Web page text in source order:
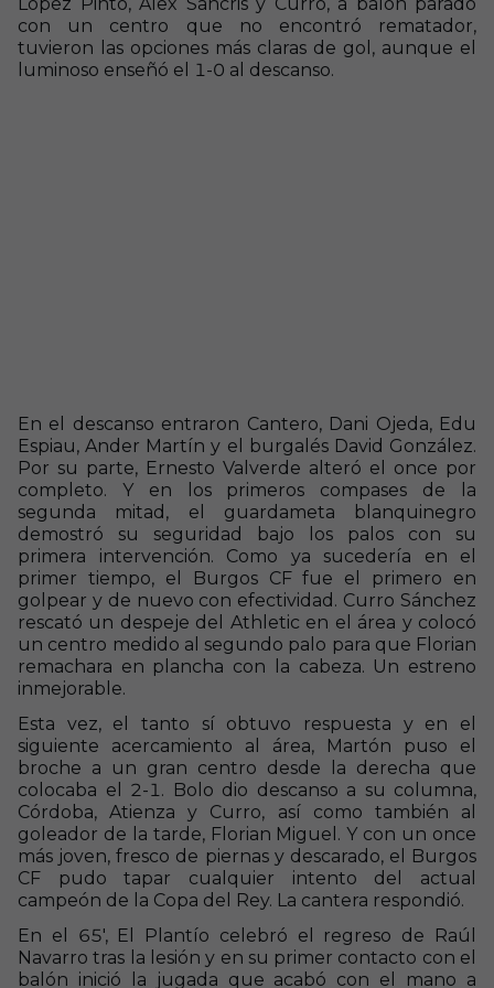
con un centro que no encontró rematador,
tuvieron las opciones más claras de gol, aunque el
luminoso enseñó el 1-0 al descanso.
En el descanso entraron Cantero, Dani Ojeda, Edu
Espiau, Ander Martín y el burgalés David González.
Por su parte, Ernesto Valverde alteró el once por
completo. Y en los primeros compases de la
segunda mitad, el guardameta blanquinegro
demostró su seguridad bajo los palos con su
primera intervención. Como ya sucedería en el
primer tiempo, el Burgos CF fue el primero en
golpear y de nuevo con efectividad. Curro Sánchez
rescató un despeje del Athletic en el área y colocó
un centro medido al segundo palo para que Florian
remachara en plancha con la cabeza. Un estreno
inmejorable.
Esta vez, el tanto sí obtuvo respuesta y en el
siguiente acercamiento al área, Martón puso el
broche a un gran centro desde la derecha que
colocaba el 2-1. Bolo dio descanso a su columna,
Córdoba, Atienza y Curro, así como también al
goleador de la tarde, Florian Miguel. Y con un once
más joven, fresco de piernas y descarado, el Burgos
CF pudo tapar cualquier intento del actual
campeón de la Copa del Rey. La cantera respondió.
En el 65', El Plantío celebró el regreso de Raúl
Navarro tras la lesión y en su primer contacto con el
balón inició la jugada que acabó con el mano a